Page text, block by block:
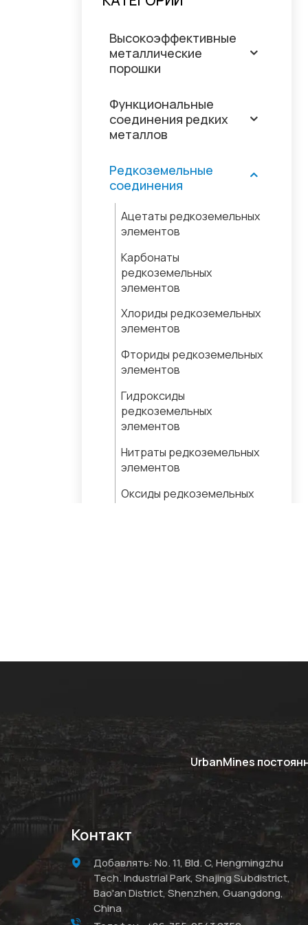
Высокоэффективные
металлические
порошки
Функциональные
соединения редких
металлов
Редкоземельные
соединения
Ацетаты редкоземельных
элементов
Карбонаты
редкоземельных
элементов
Хлориды редкоземельных
элементов
Фториды редкоземельных
элементов
Гидроксиды
редкоземельных
элементов
Нитраты редкоземельных
элементов
Оксиды редкоземельных
UrbanMines
Контакт
Добавлять: No. 11, Bld. C, Hengmingzhu
Tech. Industrial Park, Shajing Subdistrict,
Bao'an District, Shenzhen, Guangdong,
China